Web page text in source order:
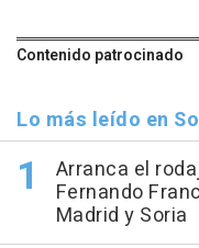
Contenido patrocinado
Lo más leído en
Arranca el
Fernando
Madrid y Soria